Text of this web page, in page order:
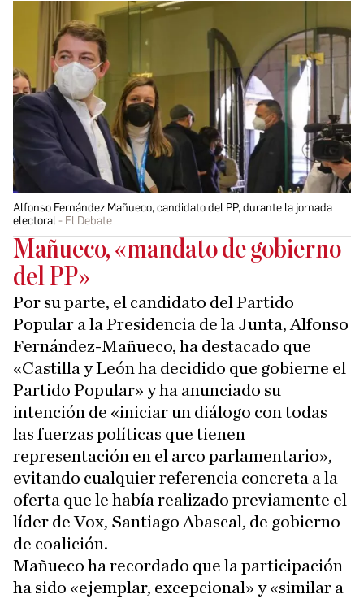
Alfonso Fernández Mañueco, candidato del PP, durante la jornada
electoral
El Debate
Mañueco, «mandato de gobierno
del PP»
Por su parte, el candidato del Partido
Popular a la Presidencia de la Junta, Alfonso
Fernández-Mañueco, ha destacado que
«Castilla y León ha decidido que gobierne el
Partido Popular» y ha anunciado su
intención de «iniciar un diálogo con todas
las fuerzas políticas que tienen
representación en el arco parlamentario»,
evitando cualquier referencia concreta a la
oferta que le había realizado previamente el
líder de Vox, Santiago Abascal, de gobierno
de coalición.
Mañueco ha recordado que la participación
ha sido «ejemplar, excepcional» y «similar a